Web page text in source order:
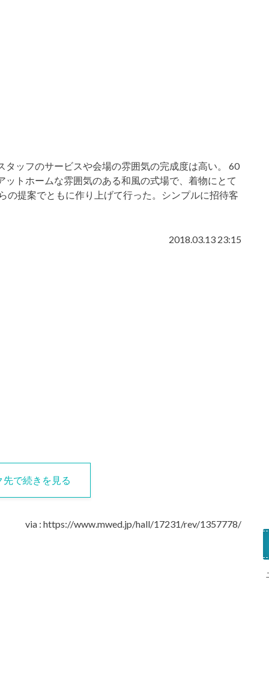
ッフのサービスや会場の雰囲気の完成度は高い。 60
トホームな雰囲気のある和風の式場で、着物にとて
の提案でともに作り上げて行った。シンプルに招待客
2018.03.13 23:15
先で続きを見る
via : https://www.mwed.jp/hall/17231/rev/1357778/